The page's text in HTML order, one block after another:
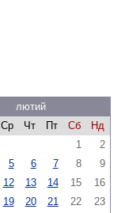
лютий
Ср Чт Пт Сб
Нд
1
2
5 6 7 8
9
12 13 14 15
16
19 20 21 22
23